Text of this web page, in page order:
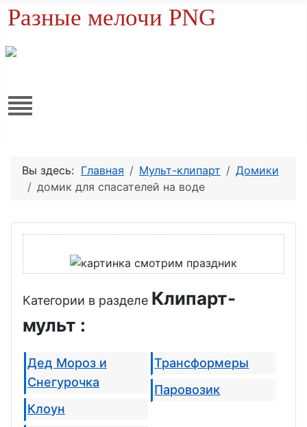
Разные мелочи PNG
Вы здесь: Главная Мульт-клипарт
Домики
домик для спасателей на воде
Категории в разделе Клипарт-
мульт :
Дед Мороз и
Снегурочка
Клоун
Трансформеры
Паровозик